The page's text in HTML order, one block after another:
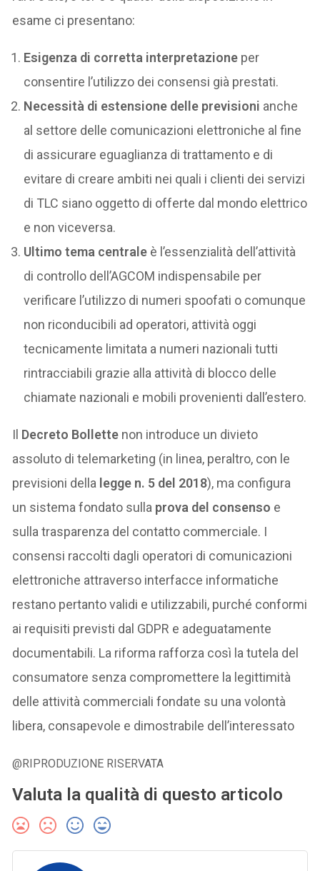
esame ci presentano:
Esigenza di corretta interpretazione per
consentire l’utilizzo dei consensi già prestati.
Necessità di estensione delle previsioni anche
al settore delle comunicazioni elettroniche al fine
di assicurare eguaglianza di trattamento e di
evitare di creare ambiti nei quali i clienti dei servizi
di TLC siano oggetto di offerte dal mondo elettrico
e non viceversa.
Ultimo tema centrale è l’essenzialità dell’attività
di controllo dell’AGCOM indispensabile per
verificare l’utilizzo di numeri spoofati o comunque
non riconducibili ad operatori, attività oggi
tecnicamente limitata a numeri nazionali tutti
rintracciabili grazie alla attività di blocco delle
chiamate nazionali e mobili provenienti dall’estero.
Il Decreto Bollette non introduce un divieto
assoluto di telemarketing (in linea, peraltro, con le
previsioni della legge n. 5 del 2018), ma configura
un sistema fondato sulla prova del consenso e
sulla trasparenza del contatto commerciale. I
consensi raccolti dagli operatori di comunicazioni
elettroniche attraverso interfacce informatiche
restano pertanto validi e utilizzabili, purché conformi
ai requisiti previsti dal GDPR e adeguatamente
documentabili. La riforma rafforza così la tutela del
consumatore senza compromettere la legittimità
delle attività commerciali fondate su una volontà
libera, consapevole e dimostrabile dell’interessato
@RIPRODUZIONE RISERVATA
Valuta la qualità di questo articolo